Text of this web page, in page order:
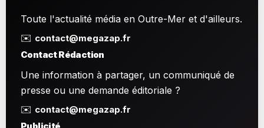
Toute l'actualité média en Outre-Mer et d'ailleurs.
✉️ contact@megazap.fr
Contact Rédaction
Une information à partager, un communiqué de
presse ou une demande éditoriale ?
✉️ contact@megazap.fr